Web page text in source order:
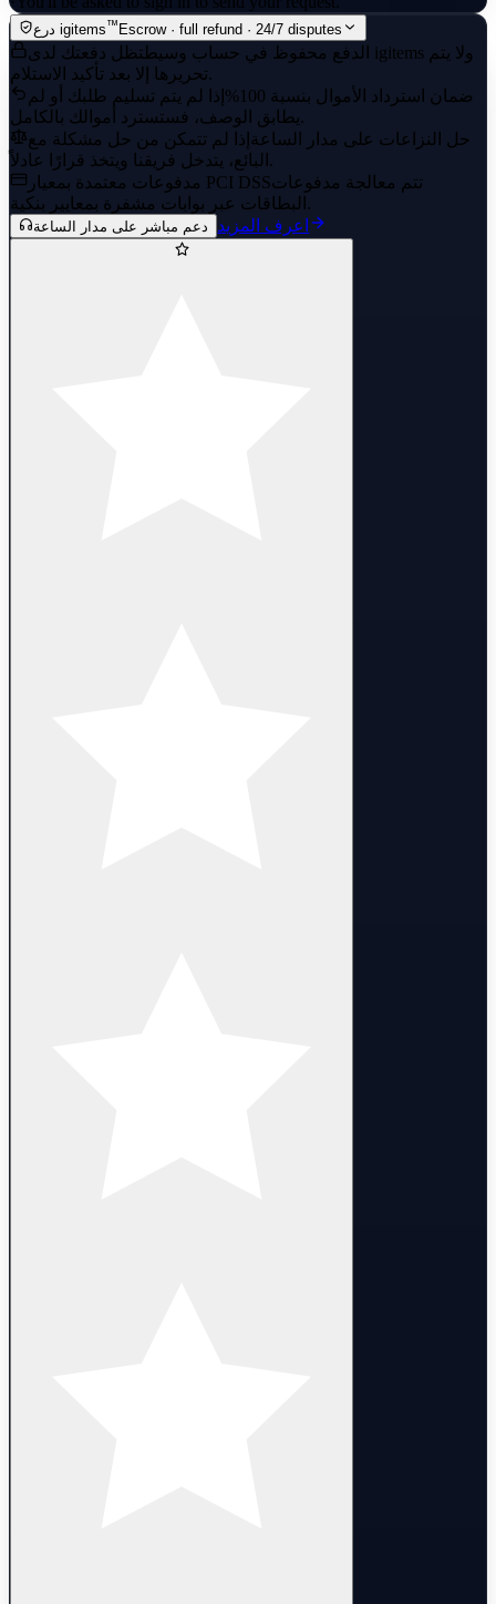
درع igitems™ Escrow · full refund · 24/7 disputes
الدفع محفوظ في حساب وسيط تظل دفعتك لدى igitems ولا يتم
تحريرها إلا بعد تأكيد الاستلام.
ضمان استرداد الأموال بنسبة 100%
إذا لم يتم تسليم طلبك أو لم
يطابق الوصف، فستسترد أموالك بالكامل.
حل النزاعات على مدار الساعة إذا لم تتمكن من حل مشكلة مع
البائع، يتدخل فريقنا ويتخذ قرارًا عادلاً.
مدفوعات معتمدة بمعيار PCI DSSتتم معالجة مدفوعات
البطاقات عبر بوابات مشفرة بمعايير بنكية.
دعم مباشر على مدار الساعة اعرف المزيد